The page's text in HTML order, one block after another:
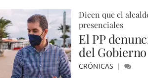
Dicen que el
presenciales
El PP
del
CRÓNICAS